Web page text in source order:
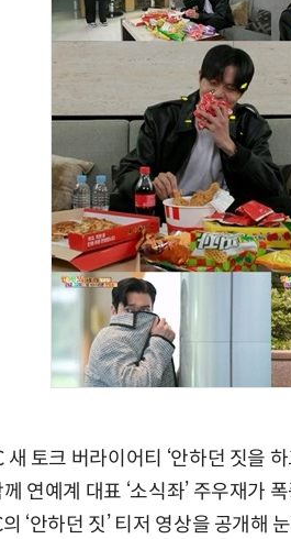
새 토크 버라이어티 ‘안하던 짓을
연예계 대표 ‘소식좌’ 주우재가
‘안하던 짓’ 티저 영상을 공개해